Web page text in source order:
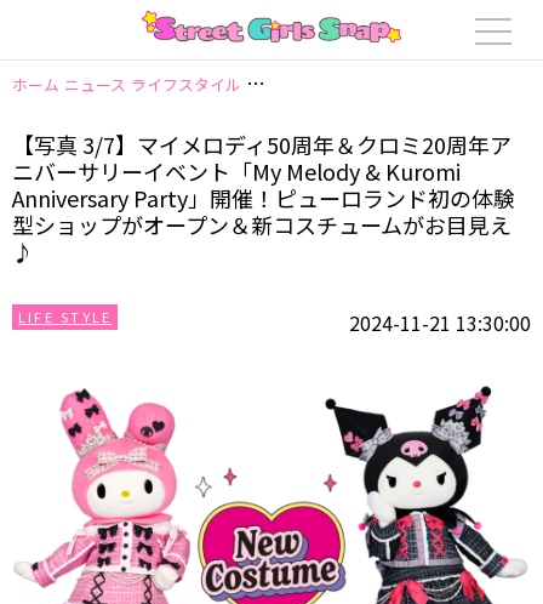
ホーム ニュース ライフスタイル 【写真 3/7】マイメロディ50周年＆クロ
【写真 3/7】マイメロディ50周年＆クロミ20周年ア
ニバーサリーイベント「My Melody & Kuromi
Anniversary Party」開催！ピューロランド初の体験
型ショップがオープン＆新コスチュームがお目見え
♪
LIFE STYLE 2024-11-21 13:30:00